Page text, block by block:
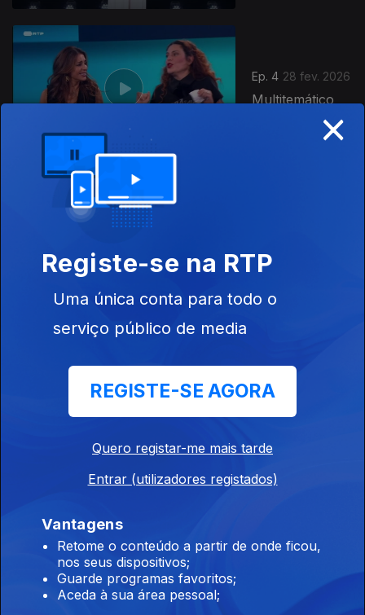
Ep. 4 28 fev. 2026
Multitemático
Casinos e
Apostas Online
Ep. 1
Expressão
×
Registe-se na RTP
Uma única conta para todo o
serviço público de media
REGISTE-SE AGORA
Quero registar-me mais tarde
Entrar (utilizadores registados)
Vantagens
Retome o conteúdo a partir de onde ficou,
nos seus dispositivos;
Guarde programas favoritos;
Aceda à sua área pessoal;